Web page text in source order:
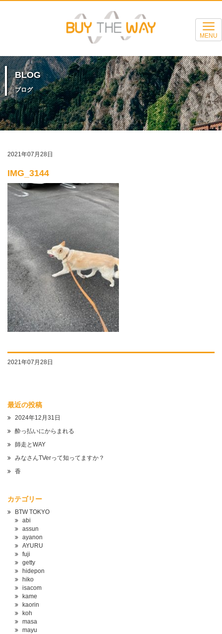
MENU
BLOG
ブログ
2021年07月28日
IMG_3144
2021年07月28日
最近の投稿
2024年12月31日
酔っ払いにからまれる
師走とWAY
みなさんTVerって知ってますか？
香
カテゴリー
BTW TOKYO
abi
assun
ayanon
AYURU
fuji
getty
hidepon
hiko
isacom
kame
kaorin
koh
masa
mayu